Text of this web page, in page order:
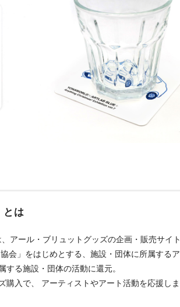
とは
アール・ブリュットグッズの企画・販売サイト
会」をはじめとする、施設・団体に所属す
する施設・団体の活動に還元。
購入で、 アーティストやアート活動を応援し